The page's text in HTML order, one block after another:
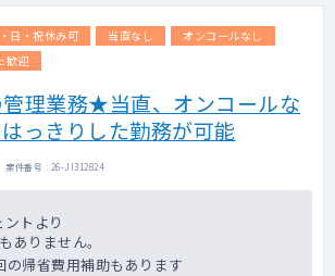
日・祝休み可 当直なし
オンコールなし
歓迎
理業務★当直、オンコールな
っきりした勤務が可能
案件番号 : 26-JI312824
トより
ありません。
の帰省費用補助もあります